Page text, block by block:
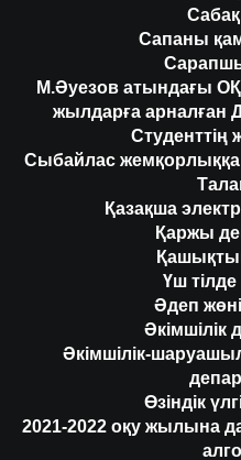
Сабақ
Сапаны
М.Әуезов атындағы
жылдарға
Студенттің
Сыбайлас
Қазақша
Қаржы
Үш тілде
Әдеп
Әкімшілік
Әкімшілік-
Өзіндік
2021-2022 оқу жылына